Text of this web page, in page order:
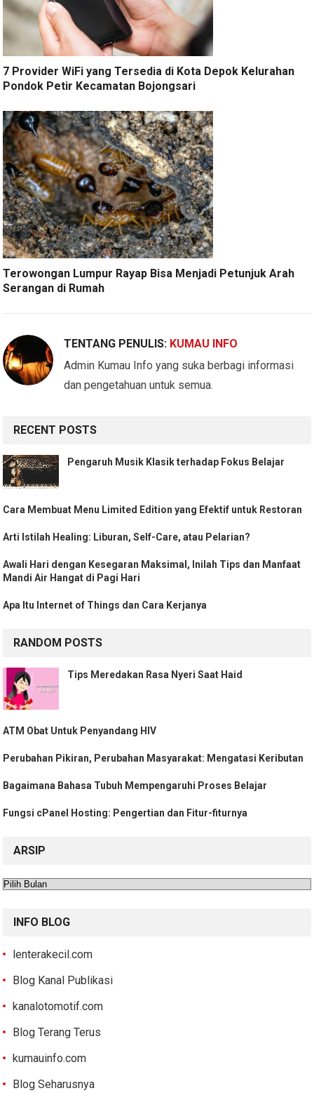
7 Provider WiFi yang Tersedia di Kota Depok Kelurahan
Pondok Petir Kecamatan Bojongsari
Terowongan Lumpur Rayap Bisa Menjadi Petunjuk Arah
Serangan di Rumah
TENTANG PENULIS: KUMAU INFO
Admin Kumau Info yang suka berbagi informasi
dan pengetahuan untuk semua.
RECENT POSTS
Pengaruh Musik Klasik terhadap Fokus Belajar
Cara Membuat Menu Limited Edition yang Efektif untuk Restoran
Arti Istilah Healing: Liburan, Self-Care, atau Pelarian?
Awali Hari dengan Kesegaran Maksimal, Inilah Tips dan Manfaat
Mandi Air Hangat di Pagi Hari
Apa Itu Internet of Things dan Cara Kerjanya
RANDOM POSTS
Tips Meredakan Rasa Nyeri Saat Haid
ATM Obat Untuk Penyandang HIV
Perubahan Pikiran, Perubahan Masyarakat: Mengatasi Keributan
Bagaimana Bahasa Tubuh Mempengaruhi Proses Belajar
Fungsi cPanel Hosting: Pengertian dan Fitur-fiturnya
ARSIP
Arsip
INFO BLOG
lenterakecil.com
Blog Kanal Publikasi
kanalotomotif.com
Blog Terang Terus
kumauinfo.com
Blog Seharusnya